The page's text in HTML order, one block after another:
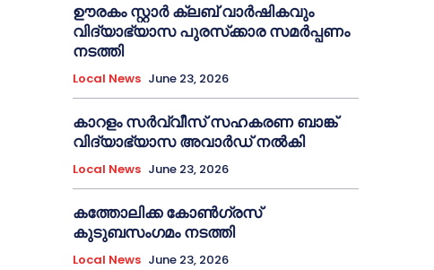
ഊരകം സ്റ്റാർ ക്ലബ് വാർഷികവും
വിദ്യാഭ്യാസ പുരസ്‌ക്കാര സമർപ്പണം
നടത്തി
Local News June 23, 2026
കാറളം സർവ്വീസ് സഹകരണ ബാങ്ക്
വിദ്യാഭ്യാസ അവാർഡ് നൽകി
Local News June 23, 2026
കത്തോലിക്ക കോൺഗ്രസ്
കുടുബസംഗമം നടത്തി
Local News June 23, 2026